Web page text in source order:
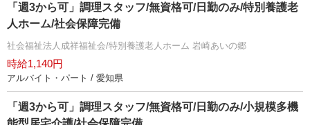
「週3から可」調理スタッフ/無資格可/日勤のみ/特別養護老
人ホーム/社会保障完備
社会福祉法人成祥福祉会/特別養護老人ホーム 岩崎あいの郷
時給1,140円
アルバイト・パート / 愛知県
「週3から可」調理スタッフ/無資格可/日勤のみ/小規模多機